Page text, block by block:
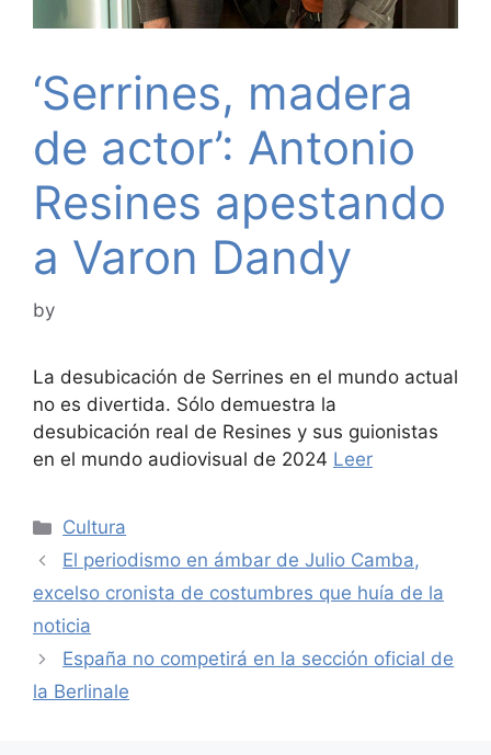
‘Serrines, madera
de actor’: Antonio
Resines apestando
a Varon Dandy
by
La desubicación de Serrines en el mundo actual
no es divertida. Sólo demuestra la
desubicación real de Resines y sus guionistas
en el mundo audiovisual de 2024 Leer
Categories
Cultura
El periodismo en ámbar de Julio Camba,
excelso cronista de costumbres que huía de la
noticia
España no competirá en la sección oficial de
la Berlinale